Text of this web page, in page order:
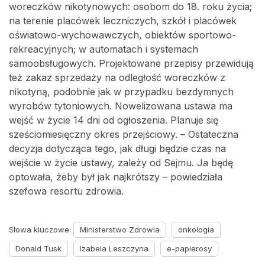
woreczków nikotynowych: osobom do 18. roku życia;
na terenie placówek leczniczych, szkół i placówek
oświatowo-wychowawczych, obiektów sportowo-
rekreacyjnych; w automatach i systemach
samoobsługowych. Projektowane przepisy przewidują
też zakaz sprzedaży na odległość woreczków z
nikotyną, podobnie jak w przypadku bezdymnych
wyrobów tytoniowych. Nowelizowana ustawa ma
wejść w życie 14 dni od ogłoszenia. Planuje się
sześciomiesięczny okres przejściowy. – Ostateczna
decyzja dotycząca tego, jak długi będzie czas na
wejście w życie ustawy, zależy od Sejmu. Ja będę
optowała, żeby był jak najkrótszy – powiedziała
szefowa resortu zdrowia.
Słowa kluczowe: Ministerstwo Zdrowia
onkologia
Donald Tusk
Izabela Leszczyna e-papierosy